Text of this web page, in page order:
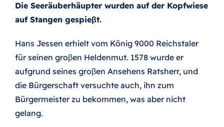
Die Seeräuberhäupter wurden auf der Kopfwiese
auf Stangen gespieβt.
Hans Jessen erhielt vom König 9000 Reichstaler
für seinen groβen Heldenmut. 1578 wurde er
aufgrund seines groβen Ansehens Ratsherr, und
die Bürgerschaft versuchte auch, ihn zum
Bürgermeister zu bekommen, was aber nicht
gelang.